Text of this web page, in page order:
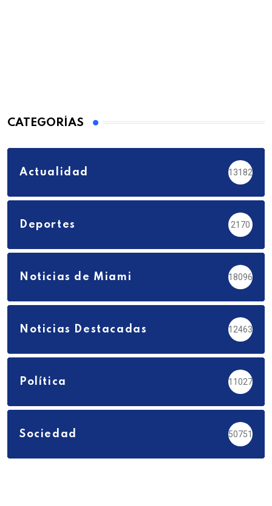
CATEGORÍAS
Actualidad 13182
Deportes 2170
Noticias de Miami 18096
Noticias Destacadas 12463
Política 11027
Sociedad 50751